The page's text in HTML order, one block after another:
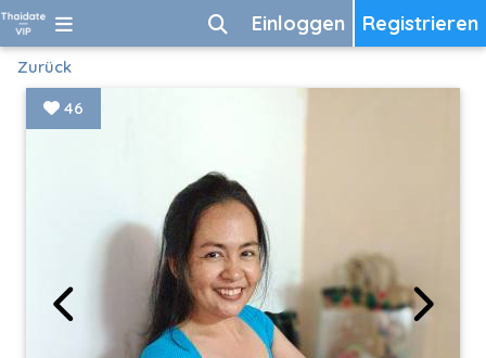
Registrieren
Einloggen
Zurück
46